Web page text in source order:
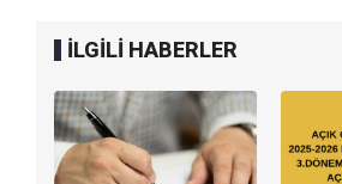
İLGİLİ HABERLER